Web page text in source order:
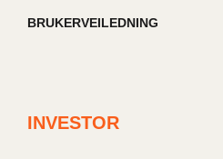
BRUKERVEILEDNING
INVESTOR